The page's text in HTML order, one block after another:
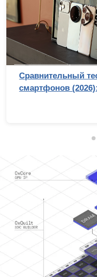
Сравнительный
смартфонов